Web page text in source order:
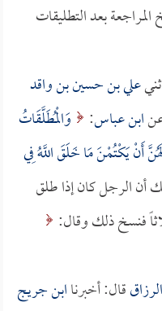
بعد التطليقات
علي بن حسين بن واقد
ابن عباس:
وَالْمُطَلَّقَاتُ
أَنْ يَكْتُمْنَ مَا خَلَقَ اللَّهُ فِي
وذلك أن الرجل كان إذا طلق
فنسخ ذلك وقال:
قال: أخبرناابن جريج